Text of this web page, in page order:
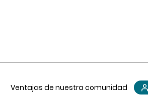
Ventajas de nuestra comunidad